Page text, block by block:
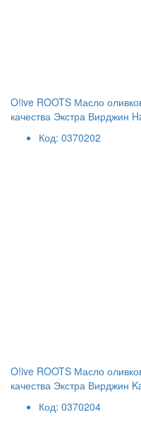
O!ive ROOTS Масло
качества Экстра Вирджин
Код: 0370202
O!ive ROOTS Масло
качества Экстра Вирджин
Код: 0370204